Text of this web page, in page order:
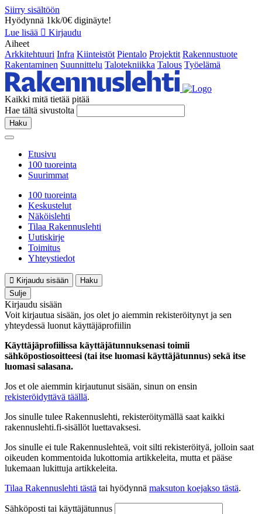
Siirry sisältöön
Hyödynnä 1kk/0€ diginäyte!
Lue lisää
Kirjaudu
Aiheet
Arkkitehtuuri Infra Kiinteistöt Pientalo Projektit Rakennustuote
Rakentaminen Suunnittelu Talotekniikka Talous Työelämä
Kaikki mitä tietää pitää
Hae tältä sivustolta
Haku
Etusivu
100 tuoreinta
Suurimmat
100 tuoreinta
Keskustelut
Näköislehti
Tilaa Rakennuslehti
Uutiskirje
Toimitus
Yhteystiedot
Kirjaudu sisään
Haku
Sulje
Kirjaudu sisään
Voit kirjautua sisään, jos olet jo aiemmin rekisteröitynyt ja sen
yhteydessä luonut käyttäjäprofiilin
Käyttäjäprofiilissa käyttäjätunnuksenasi toimii
sähköpostiosoitteesi (tai itse luomasi käyttäjätunnus) sekä itse
luomasi salasana.
Jos et ole aiemmin kirjautunut sisään, sinun on ensin
rekisteröidyttävä täällä.
Jos sinulle tulee Rakennuslehti, rekisteröitymällä saat kaikki
rakennuslehti.fi-sisällöt luettavaksesi.
Jos sinulle ei tule Rakennuslehteä, voit silti rekisteröityä, jolloin saat
oikeuden kommentoida lukottomia artikkeleita, mutta et pääse
lukemaan lukittuja artikkeleita.
Tilaa Rakennuslehti tästä tai hyödynnä maksuton koejakso tästä.
Sähköposti tai käyttäjätunnus